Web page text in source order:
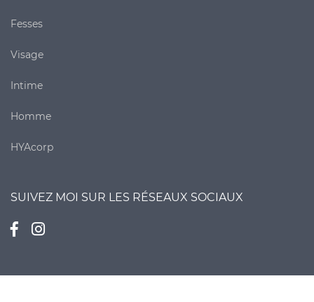
Fesses
Visage
Intime
Homme
HYAcorp
SUIVEZ MOI SUR LES RÉSEAUX SOCIAUX